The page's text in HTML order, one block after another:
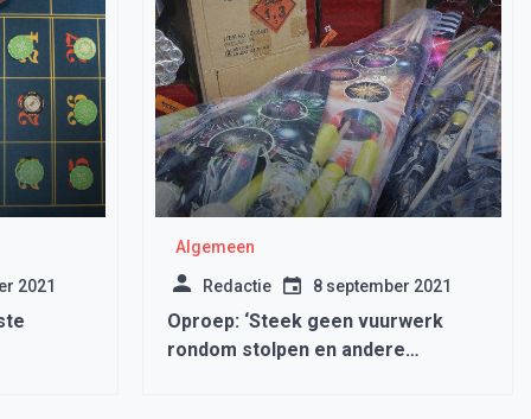
2021
Algemeen
Redactie 8 september 2021
Oproep: ‘Steek geen vuurwerk
rondom stolpen en andere